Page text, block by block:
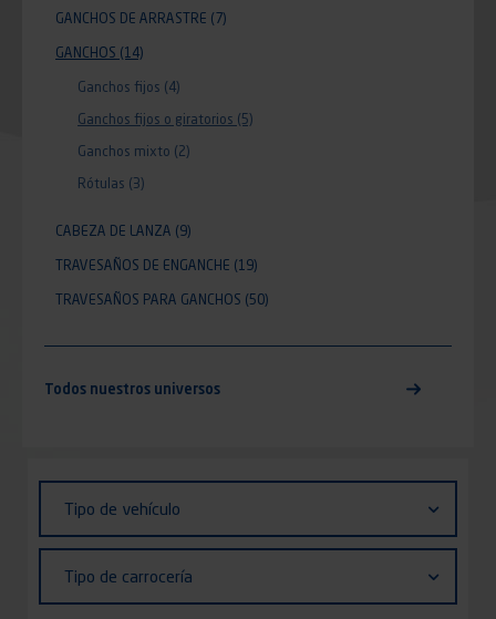
vehículo
Tipo de vehículo
carrocería
Tipo de carrocería
GANCHOS DE ARRASTRE (7)
GANCHOS (14)
Ganchos fijos (4)
Ganchos fijos o giratorios (5)
Ganchos mixto (2)
Rótulas (3)
CABEZA DE LANZA (9)
TRAVESAÑOS DE ENGANCHE (19)
TRAVESAÑOS PARA GANCHOS (50)
Todos nuestros universos